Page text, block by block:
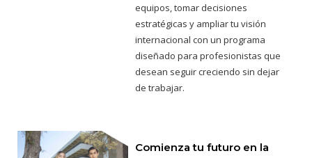
equipos, tomar decisiones
estratégicas y ampliar tu visión
internacional con un programa
diseñado para profesionistas que
desean seguir creciendo sin dejar
de trabajar.
Comienza tu futuro en la